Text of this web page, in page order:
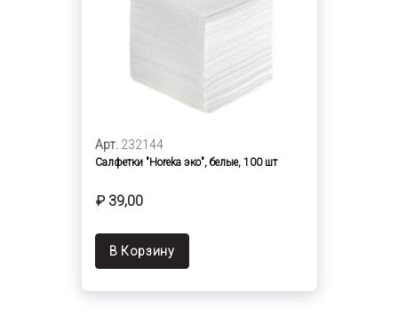
Арт. 232144
Салфетки "Hоreka эко", белые, 100 шт
₽ 39,00
В Корзину